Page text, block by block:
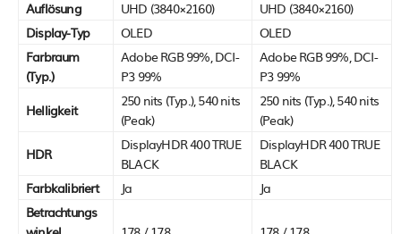
Auflösung
UHD (3840×2160)
UHD (3840×2160)
Display-Typ
OLED
OLED
Farbraum
(Typ.)
Adobe RGB 99%, DCI-
P3 99%
Adobe RGB 99%, DCI-
P3 99%
Helligkeit
250 nits (Typ.), 540 nits
(Peak)
250 nits (Typ.), 540 nits
(Peak)
HDR
DisplayHDR 400 TRUE
BLACK
DisplayHDR 400 TRUE
BLACK
Farbkalibriert
Ja
Ja
Betrachtungs